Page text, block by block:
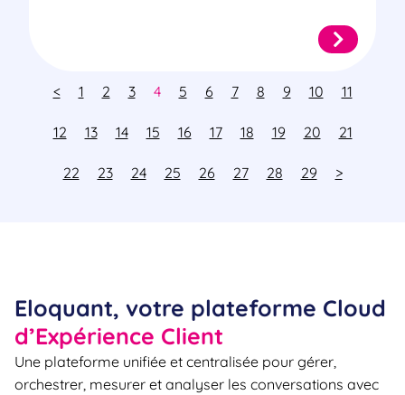
< 1 2 3 4 5 6 7 8 9 10 11
12 13 14 15 16 17 18 19 20 21
22 23 24 25 26 27 28 29 >
Eloquant, votre plateforme Cloud
d’Expérience Client
Une plateforme unifiée et centralisée pour gérer,
orchestrer, mesurer et analyser les conversations avec